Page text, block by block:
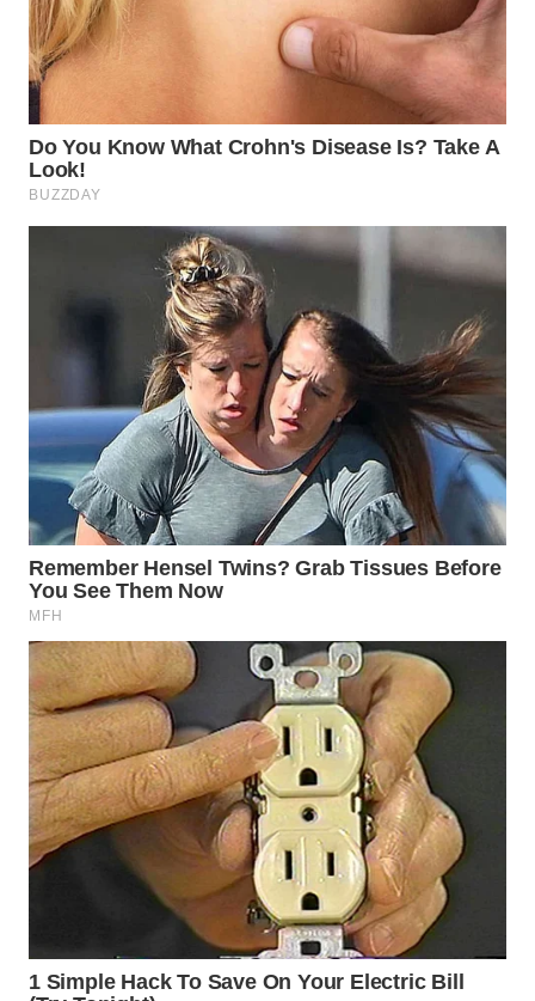
WN
LANGKAT
TAPANULI
SELATAN
WN
WN
SIMALUNGUN
WN
LABUHANBATU
WN
TAPANULI
TENGAH
WN DELI
SERDANG
WN
TEBING
TINGGI